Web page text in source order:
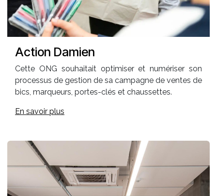
Action Damien
Cette ONG souhaitait optimiser et numériser son
processus de gestion de sa campagne de ventes de
bics, marqueurs, portes-clés et chaussettes.
En savoir plus